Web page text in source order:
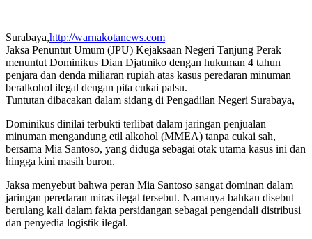
Surabaya,http://warnakotanews.com
Jaksa Penuntut Umum (JPU) Kejaksaan Negeri Tanjung Perak
menuntut Dominikus Dian Djatmiko dengan hukuman 4 tahun
penjara dan denda miliaran rupiah atas kasus peredaran minuman
beralkohol ilegal dengan pita cukai palsu.
Tuntutan dibacakan dalam sidang di Pengadilan Negeri Surabaya,
Dominikus dinilai terbukti terlibat dalam jaringan penjualan
minuman mengandung etil alkohol (MMEA) tanpa cukai sah,
bersama Mia Santoso, yang diduga sebagai otak utama kasus ini dan
hingga kini masih buron.
Jaksa menyebut bahwa peran Mia Santoso sangat dominan dalam
jaringan peredaran miras ilegal tersebut. Namanya bahkan disebut
berulang kali dalam fakta persidangan sebagai pengendali distribusi
dan penyedia logistik ilegal.